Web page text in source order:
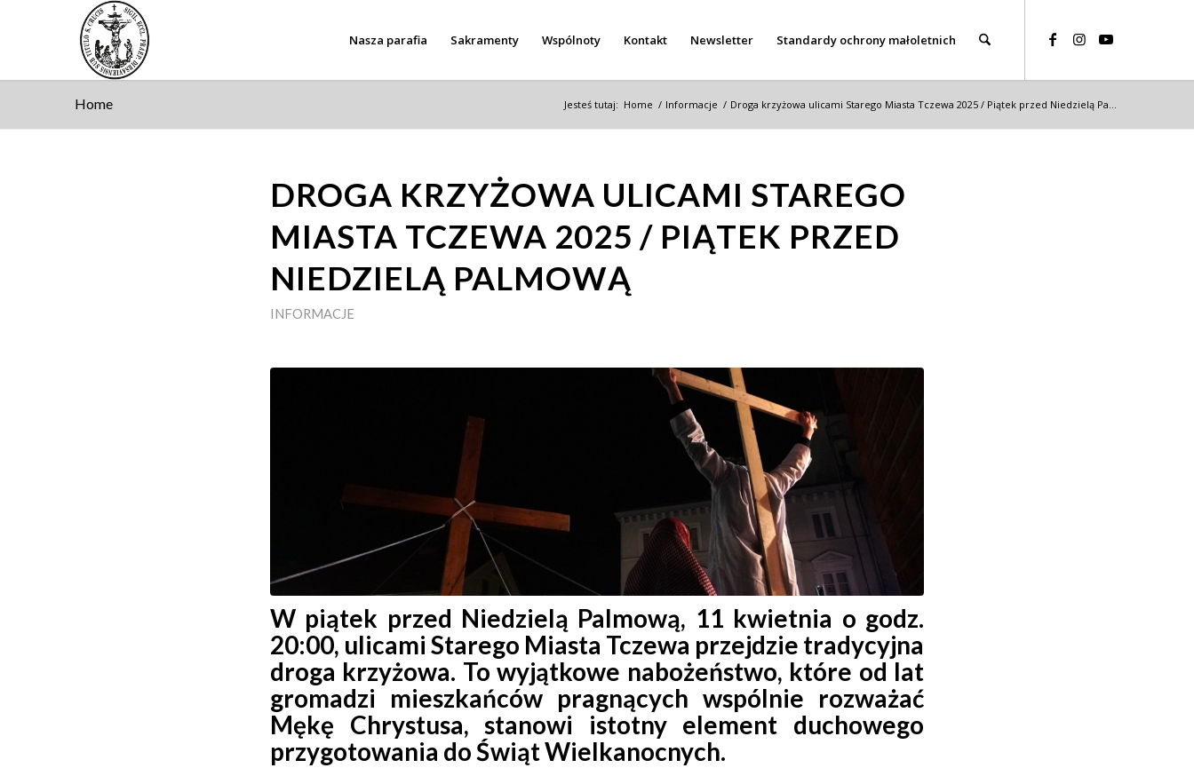
Nasza parafia Sakramenty Wspólnoty Kontakt Newsletter Standardy ochrony małoletnich
Home Jesteś tutaj: Home / Informacje / Droga krzyżowa ulicami Starego Miasta Tczewa 2025 / Piątek przed Niedzielą Pa...
DROGA KRZYŻOWA ULICAMI STAREGO
MIASTA TCZEWA 2025 / PIĄTEK PRZED
NIEDZIELĄ PALMOWĄ
INFORMACJE
W piątek przed Niedzielą Palmową, 11 kwietnia o godz.
20:00, ulicami Starego Miasta Tczewa przejdzie tradycyjna
droga krzyżowa. To wyjątkowe nabożeństwo, które od lat
gromadzi mieszkańców pragnących wspólnie rozważać
Mękę Chrystusa, stanowi istotny element duchowego
przygotowania do Świąt Wielkanocnych.